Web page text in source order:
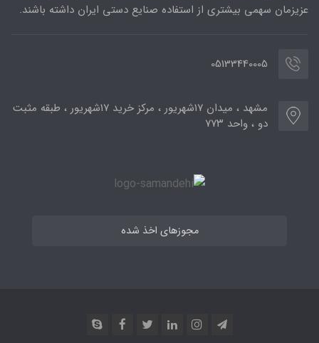
عزیزمان سهمی بیشتری از استفاده صنایع دستی ایران داشته باشند.
05133440005
مشهد ، میدان ۱۷شهریور ، مرکز خرید ۱۷شهریور ، طبقه مثبت
دو ، واحد ۷۷۳
مجوزهای اخذ شده